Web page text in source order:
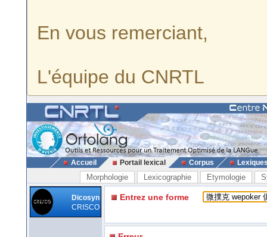
En vous remerciant,
L'équipe du CNRTL
Accueil Portail lexical Corpus
Morphologie Lexicographie Etymologie
Dicosyn
CRISCO
Entrez une forme